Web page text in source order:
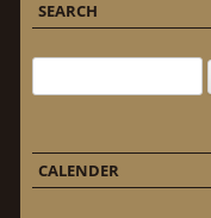
SEARCH
CALENDER